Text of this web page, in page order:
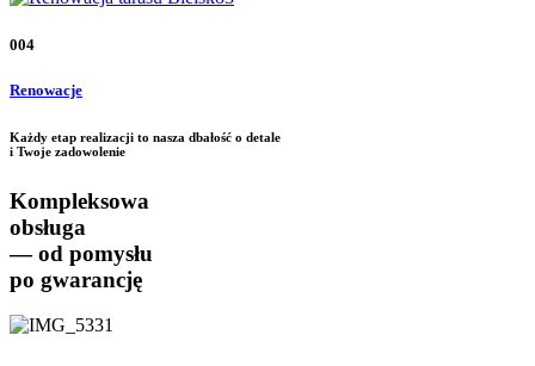
004
Renowacje
Każdy etap realizacji to nasza dbałość o detale
i Twoje zadowolenie
Kompleksowa
obsługa
— od pomysłu
po gwarancję